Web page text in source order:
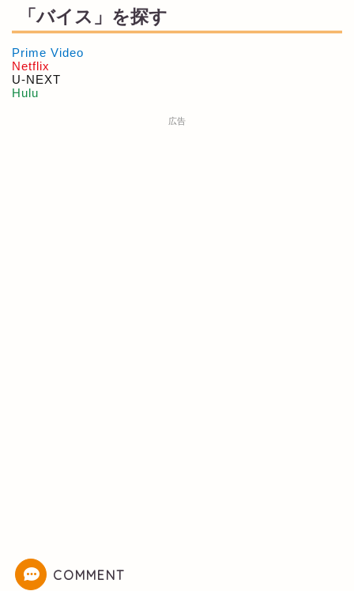
「バイス」を探す
Prime Video
Netflix
U-NEXT
Hulu
広告
COMMENT